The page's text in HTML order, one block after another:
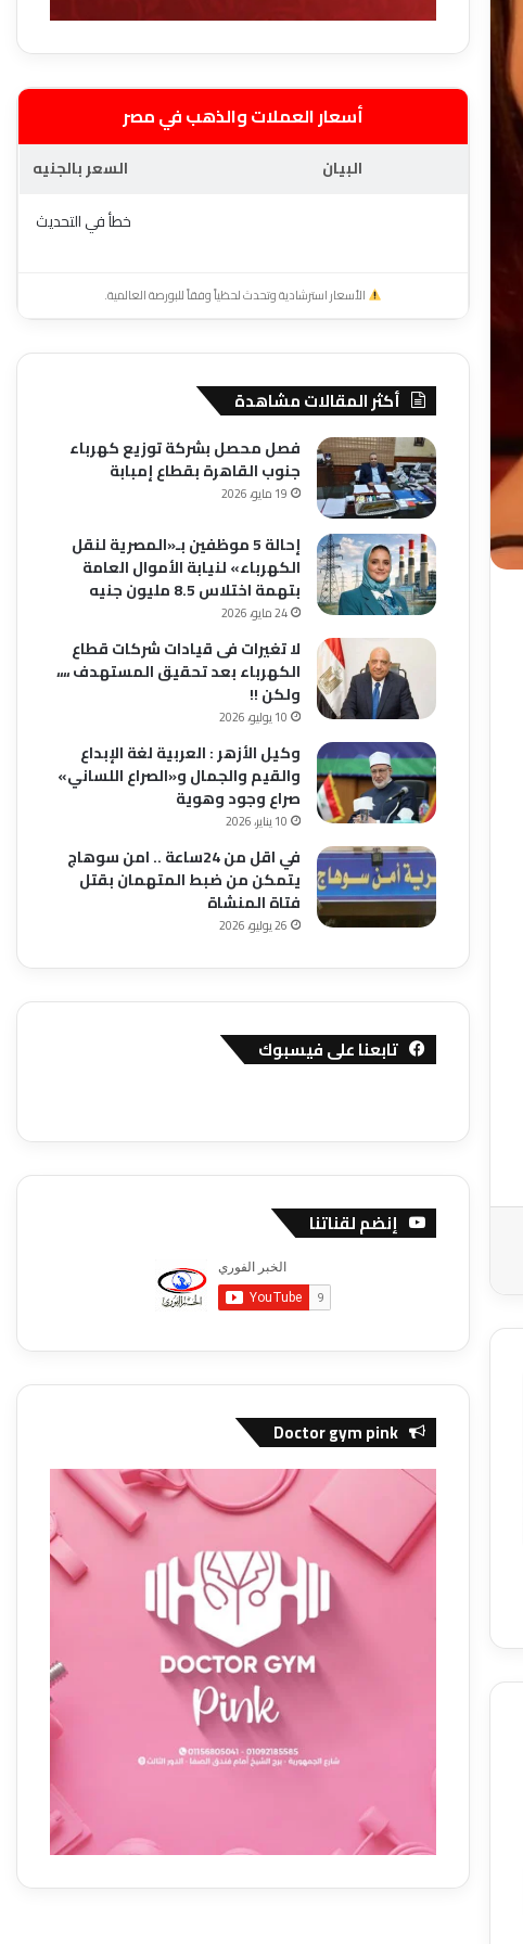
أسعار العملات والذهب في مصر
البيان
السعر بالجنيه
خطأ في التحديث
الأسعار استرشادية وتحدث لحظياً وفقاً للبورصة العالمية.
أكثر المقالات مشاهدة
فصل محصل بشركة توزيع كهرباء
جنوب القاهرة بقطاع إمبابة
19 مايو، 2026
إحالة 5 موظفين بـ«المصرية لنقل
الكهرباء» لنيابة الأموال العامة
بتهمة اختلاس 8.5 مليون جنيه
24 مايو، 2026
لا تغيرات فى قيادات شركات قطاع
الكهرباء بعد تحقيق المستهدف ،،،،
ولكن !!
10 يوليو، 2026
وكيل الأزهر : العربية لغة الإبداع
والقيم والجمال و«الصراع اللساني»
صراع وجود وهوية
10 يناير، 2026
في اقل من 24ساعة .. امن سوهاج
يتمكن من ضبط المتهمان بقتل
فتاة المنشاة
26 يوليو، 2026
تابعنا على فيسبوك
إنضم لقناتنا
Doctor gym pink